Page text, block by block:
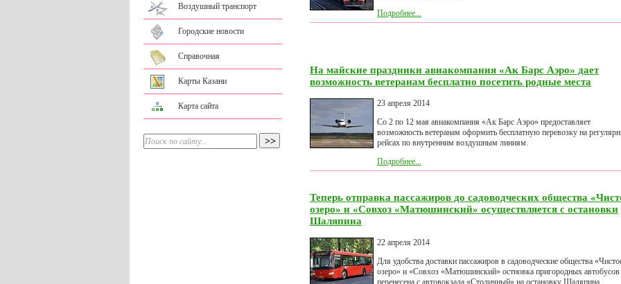
Воздушный транспорт
Городские новости
Справочная
Карты Казани
Карта сайта
Подробнее...
На майские праздники авиакомпания «Ак Барс Аэро» дает
возможность ветеранам бесплатно посетить родные места
23 апреля 2014
Со 2 по 12 мая авиакомпания «Ак Барс Аэро» предоставляет
возможность ветеранам оформить бесплатную перевозку на
рейсах по внутренним воздушным линиям.
Подробнее...
Теперь отправка пассажиров до садоводческих общества
озеро» и «Совхоз «Матюшинский» осуществляется с остановки
Шаляпина
22 апреля 2014
Для удобства доставки пассажиров в садоводческие общества
озеро» и «Совхоз «Матюшинский» остновка пригородных автобусов
перенесена с автовокзала «Столичный» на остановку Шаляпина